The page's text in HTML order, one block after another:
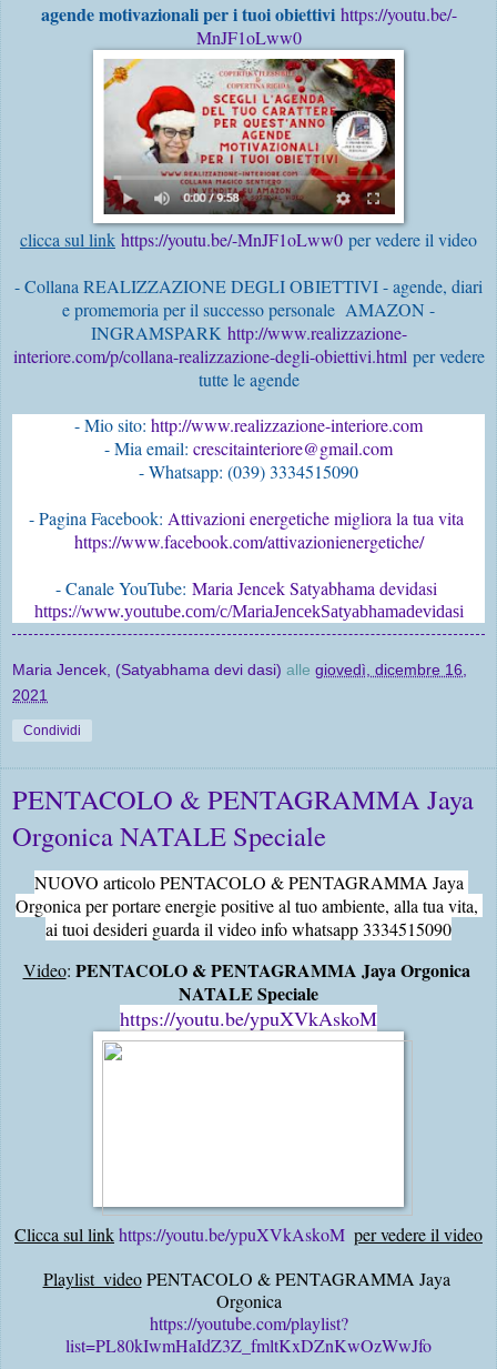
agende motivazionali per i tuoi obiettivi https://youtu.be/-
MnJF1oLww0
clicca sul link https://youtu.be/-MnJF1oLww0 per vedere il video
- Collana REALIZZAZIONE DEGLI OBIETTIVI - agende, diari
e promemoria per il successo personale AMAZON -
INGRAMSPARK http://www.realizzazione-
interiore.com/p/collana-realizzazione-degli-obiettivi.html per vedere
tutte le agende
- Mio sito: http://www.realizzazione-interiore.com
- Mia email: crescitainteriore@gmail.com
- Pagina Facebook:
https://www.facebook.com/attivazionienergetiche/
- Canale YouTube: Maria Jencek Satyabhama devidasi
https://www.youtube.com/c/MariaJencekSatyabhamadevidasi
Maria Jencek, (Satyabhama devi dasi) alle giovedì, dicembre 16,
2021
Condividi
PENTACOLO & PENTAGRAMMA Jaya
Orgonica NATALE Speciale
NUOVO articolo PENTACOLO & PENTAGRAMMA Jaya
Orgonica per portare energie positive al tuo ambiente, alla tua vita,
ai tuoi desideri guarda il video info whatsapp 3334515090
Video: PENTACOLO & PENTAGRAMMA Jaya Orgonica
NATALE Speciale
https://youtu.be/ypuXVkAskoM
Clicca sul linkhttps://youtu.be/ypuXVkAskoM per vedere il video
Playlist  video PENTACOLO & PENTAGRAMMA Jaya
Orgonica
https://youtube.com/playlist?
list=PL80kIwmHaIdZ3Z_fmltKxDZnKwOzWwJfo